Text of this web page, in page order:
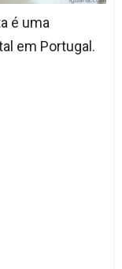
é uma
em Portugal.